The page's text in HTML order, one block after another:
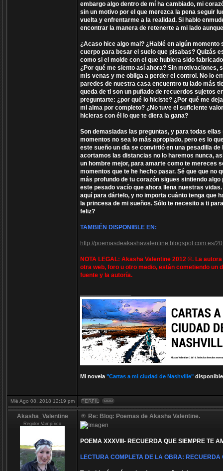
embargo algo dentro de mí ha cambiado, mi
sin un motivo por el que merezca la pena seguir
vuelta y enfrentarme a la realidad. Si hablo
encontrar la manera de retenerte a mi lado
¿Acaso hice algo mal? ¿Hablé en algún
cuerpo para besar el suelo que pisabas? Quizás
como si el molde con el que hubiera sido
¿Por qué me siento así ahora? Sin motivaciones,
mis venas y me obliga a perder el control. No lo
paredes de nuestra casa encuentro tu lado más
queda de ti son un puñado de recuerdos sujetos
preguntarte: ¿por qué lo hiciste? ¿Por qué me
mi alma por completo? ¿No tuve el suficiente
hicieras con él lo que te diera la gana?
Son demasiadas las preguntas, y para todas
momentos no sea lo más apropiado, pero es lo
este sueño un día se convirtió en una pesadilla
acortamos las distancias no lo haremos nunca,
un hombre mejor, para amarte como te mereces
momentos que te he hecho pasar. Sé que que no
más profundo de tu corazón sigues sintiendo
este pesado vacío que ahora llena nuestras
aquí para dártelo, y no importa cuánto tenga que
la princesa de mi sueños. Sólo te necesito a ti
feliz?
TAMBIÉN DISPONIBLE EN:
http://poemasdeakashavalentine.blogspot.com.es/
NOTA LEGAL: Akasha Valentine 2012 ©. La
otra web, foro u otro medio, están cometiendo un
fuente y la autoría.
Mi novela "Cartas a mi ciudad de Nashville" disponible
Mié Ago 08, 2018 12:19 pm
Akasha_Valentine
Regidor Vampírico
Re: Blog: Poemas de Akasha Valentine.
POEMA XXXVIII- RECUERDA QUE SIEMPRE TE
LECTURA COMPLETA DE LA OBRA: RECUERDA